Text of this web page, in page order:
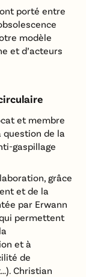
porté entre
modèle
et d’acteurs
et membre
question de la
gaspillage
grâce
et de la
par Erwann
permettent
et à
de
Christian